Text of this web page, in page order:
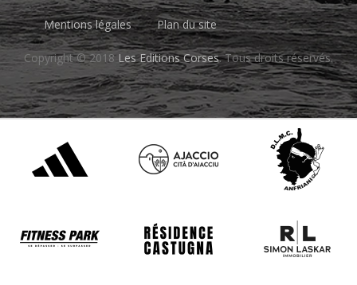
Mentions légales Plan du site
Copyright © 2018 Les Editions Corses. Tous droits réservés.